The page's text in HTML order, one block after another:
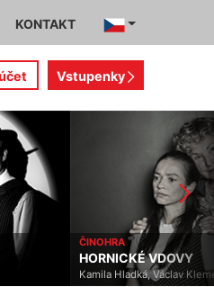
KONTAKT
Vstupenky
ČINOHRA
HORNICKÉ VDOVY
Kamila Hladká, Václav